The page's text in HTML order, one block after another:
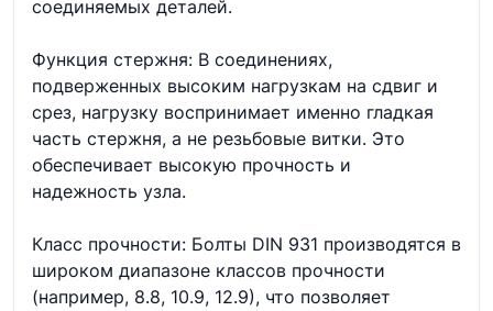
соединяемых деталей.
Функция стержня: В соединениях,
подверженных высоким нагрузкам на сдвиг и
срез, нагрузку воспринимает именно гладкая
часть стержня, а не резьбовые витки. Это
обеспечивает высокую прочность и
надежность узла.
Класс прочности: Болты DIN 931 производятся в
широком диапазоне классов прочности
(например, 8.8, 10.9, 12.9), что позволяет